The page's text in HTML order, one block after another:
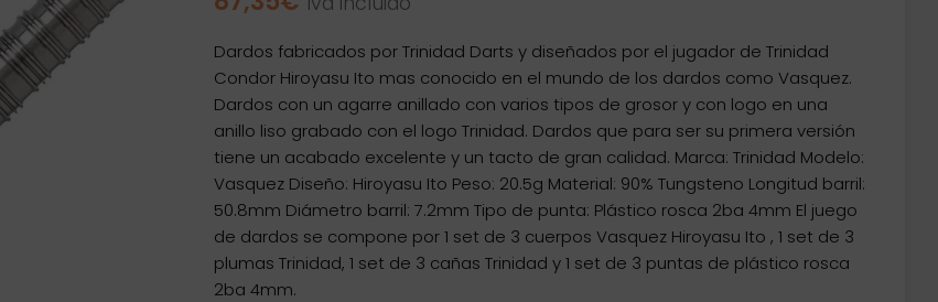
Dardos fabricados por Trinidad Darts y diseñados por el jugador de Trinidad
Condor Hiroyasu Ito mas conocido en el mundo de los dardos como Vasquez.
Dardos con un agarre anillado con varios tipos de grosor y con logo en una
anillo liso grabado con el logo Trinidad. Dardos que para ser su primera versión
tiene un acabado excelente y un tacto de gran calidad. Marca: Trinidad Modelo:
Vasquez Diseño: Hiroyasu Ito Peso: 20.5g Material: 90% Tungsteno Longitud barril:
50.8mm Diámetro barril: 7.2mm Tipo de punta: Plástico rosca 2ba 4mm El juego
de dardos se compone por 1 set de 3 cuerpos Vasquez Hiroyasu Ito , 1 set de 3
plumas Trinidad, 1 set de 3 cañas Trinidad y 1 set de 3 puntas de plástico rosca
2ba 4mm.